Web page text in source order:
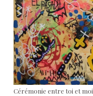
Cérémonie entre toi et moi